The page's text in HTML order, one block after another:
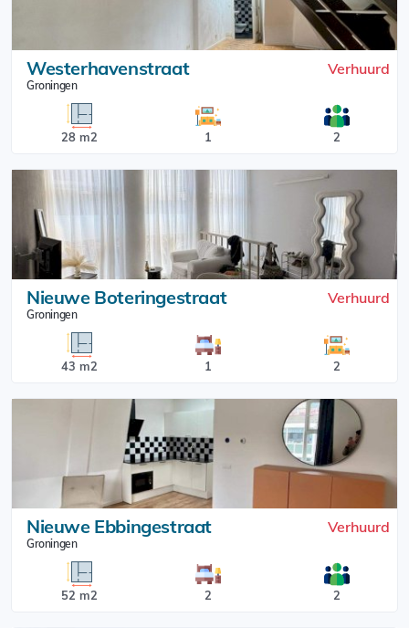
Westerhavenstraat
Groningen
Verhuurd
28 m2 1 2
Nieuwe Boteringestraat
Groningen
Verhuurd
43 m2 1 2
Nieuwe Ebbingestraat
Groningen
Verhuurd
52 m2 2 2